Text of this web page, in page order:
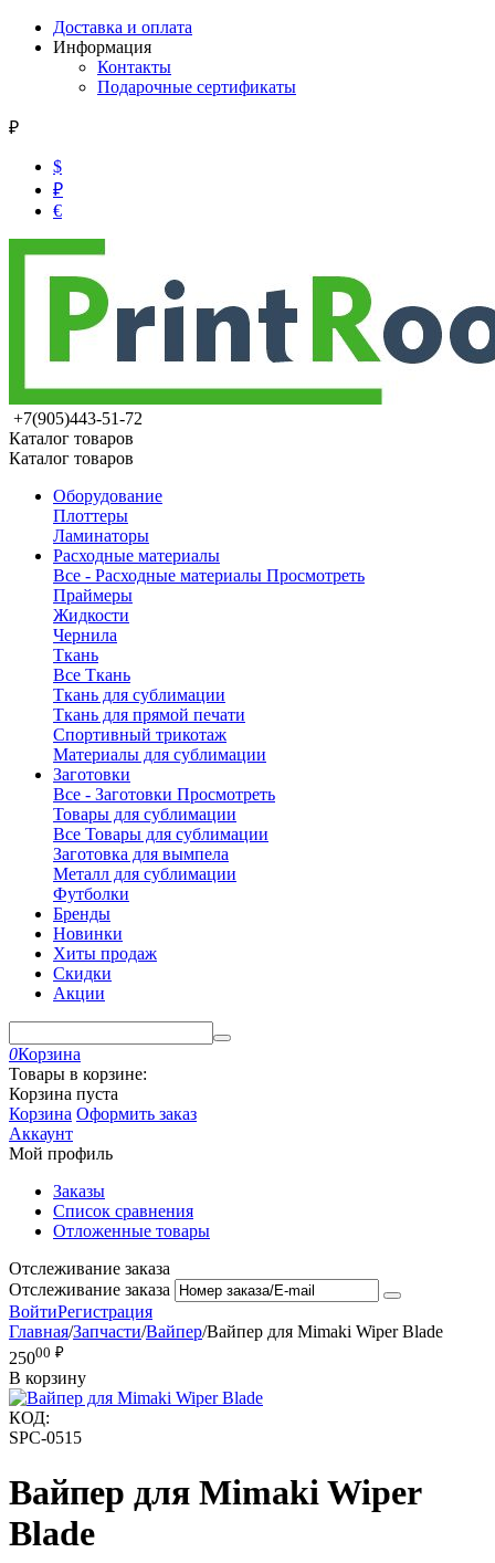
Доставка и оплата
Информация
Контакты
Подарочные сертификаты
₽
$
₽
€
+7(905)443-51-72
Каталог товаров
Каталог товаров
Оборудование
Плоттеры
Ламинаторы
Расходные материалы
Все - Расходные материалы Просмотреть
Праймеры
Жидкости
Чернила
Ткань
Все Ткань
Ткань для сублимации
Ткань для прямой печати
Спортивный трикотаж
Материалы для сублимации
Заготовки
Все - Заготовки Просмотреть
Товары для сублимации
Все Товары для сублимации
Заготовка для вымпела
Металл для сублимации
Футболки
Бренды
Новинки
Хиты продаж
Скидки
Акции
0Корзина
Товары в корзине:
Корзина пуста
Корзина Оформить заказ
Аккаунт
Мой профиль
Заказы
Список сравнения
Отложенные товары
Отслеживание заказа
Отслеживание заказа
ВойтиРегистрация
Главная/Запчасти/Вайпер/Вайпер для Mimaki Wiper Blade
25000 ₽
В корзину
КОД:
SPC-0515
Вайпер для Mimaki Wiper
Blade